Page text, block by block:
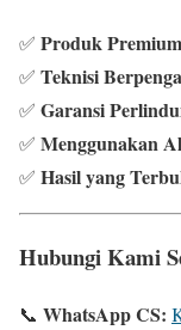
✅ Produk
✅ Teknisi
✅ Garansi
✅ Menggunakan
✅ Hasil yang
Hubungi Kami
📞 WhatsApp CS: